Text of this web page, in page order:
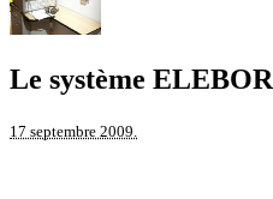
Le système
17 septembre 2009.